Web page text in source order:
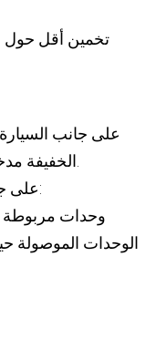
تخمين أقل حول
على جانب
على جانب المحطة هناك تخطيطان شائعان:
وحدات مربوطة
الوحدات الموصولة